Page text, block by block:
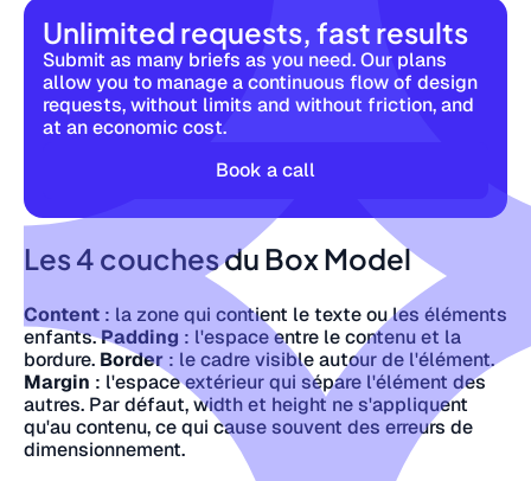
Unlimited requests, fast results
Submit as many briefs as you need. Our plans
allow you to manage a continuous flow of design
requests, without limits and without friction, and
at an economic cost.
Book a call
Les 4 couches du Box Model
Content : la zone qui contient le texte ou les éléments
enfants.Padding : l'espace entre le contenu et la
bordure. Border : le cadre visible autour de l'élément.
Margin : l'espace extérieur qui sépare l'élément des
autres. Par défaut, width et height ne s'appliquent
qu'au contenu, ce qui cause souvent des erreurs de
dimensionnement.